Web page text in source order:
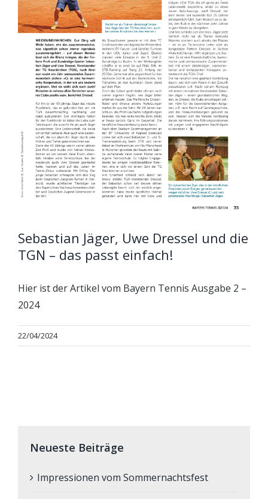
Sebastian Jäger, Uwe Dressel und die
TGN – das passt einfach!
Hier ist der Artikel vom Bayern Tennis Ausgabe 2 –
2024
22/04/2024
Neueste Beiträge
Impressionen vom Sommernachtsfest